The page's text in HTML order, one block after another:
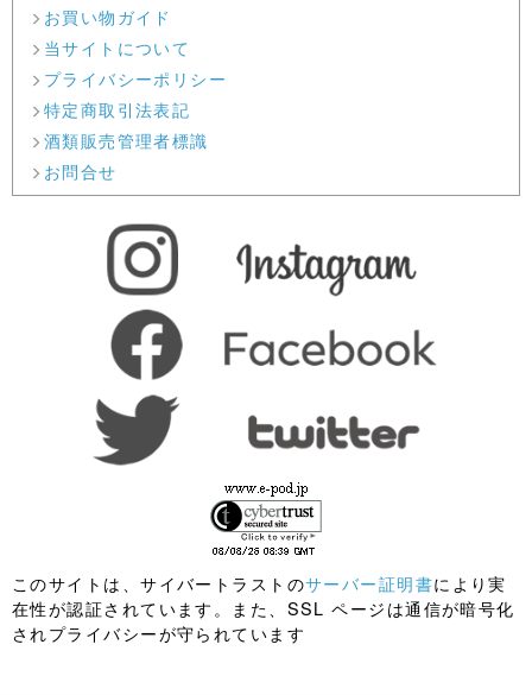
お買い物ガイド
当サイトについて
プライバシーポリシー
特定商取引法表記
酒類販売管理者標識
お問合せ
このサイトは、サイバートラストのサーバー証明書により実
在性が認証されています。また、SSL ページは通信が暗号化
されプライバシーが守られています